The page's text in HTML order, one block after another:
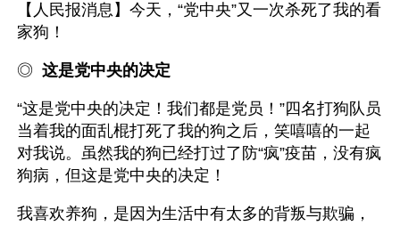
【人民报消息】今天，“党中央”又一次杀死了我的看
家狗！
◎ 这是党中央的决定
“这是党中央的决定！我们都是党员！”四名打狗队员
当着我的面乱棍打死了我的狗之后，笑嘻嘻的一起
对我说。虽然我的狗已经打过了防“疯”疫苗，没有疯
狗病，但这是党中央的决定！
我喜欢养狗，是因为生活中有太多的背叛与欺骗，